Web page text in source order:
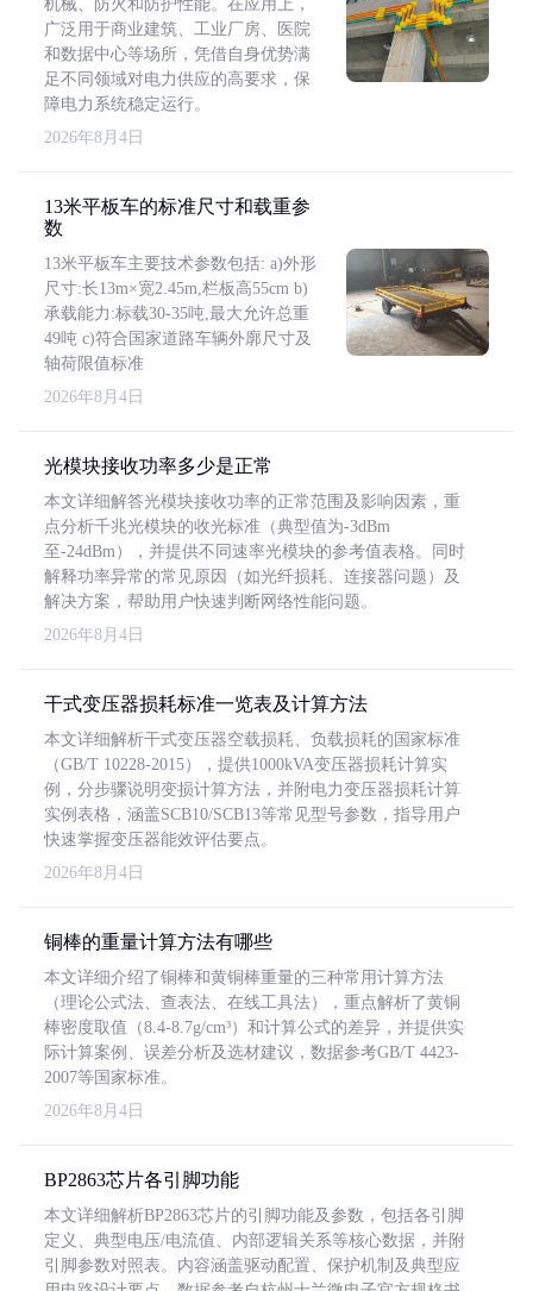
机械、防火和防护性能。在应用上，
广泛用于商业建筑、工业厂房、医院
和数据中心等场所，凭借自身优势满
足不同领域对电力供应的高要求，保
障电力系统稳定运行。
2026年8月4日
13米平板车的标准尺寸和载重参
数
13米平板车主要技术参数包括: a)外形
尺寸:长13m×宽2.45m,栏板高55cm b)
承载能力:标载30-35吨,最大允许总重
49吨 c)符合国家道路车辆外廓尺寸及
轴荷限值标准
2026年8月4日
光模块接收功率多少是正常
本文详细解答光模块接收功率的正常范围及影响因素，重
点分析千兆光模块的收光标准（典型值为-3dBm
至-24dBm），并提供不同速率光模块的参考值表格。同时
解释功率异常的常见原因（如光纤损耗、连接器问题）及
解决方案，帮助用户快速判断网络性能问题。
2026年8月4日
干式变压器损耗标准一览表及计算方法
本文详细解析干式变压器空载损耗、负载损耗的国家标准
（GB/T 10228-2015），提供1000kVA变压器损耗计算实
例，分步骤说明变损计算方法，并附电力变压器损耗计算
实例表格，涵盖SCB10/SCB13等常见型号参数，指导用户
快速掌握变压器能效评估要点。
2026年8月4日
铜棒的重量计算方法有哪些
本文详细介绍了铜棒和黄铜棒重量的三种常用计算方法
（理论公式法、查表法、在线工具法），重点解析了黄铜
棒密度取值（8.4-8.7g/cm³）和计算公式的差异，并提供实
际计算案例、误差分析及选材建议，数据参考GB/T 4423-
2007等国家标准。
2026年8月4日
BP2863芯片各引脚功能
本文详细解析BP2863芯片的引脚功能及参数，包括各引脚
定义、典型电压/电流值、内部逻辑关系等核心数据，并附
引脚参数对照表。内容涵盖驱动配置、保护机制及典型应